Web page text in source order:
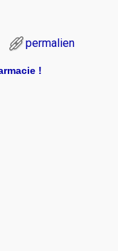
permalien
!